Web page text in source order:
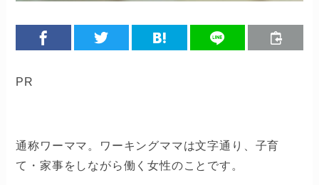
PR
通称ワーママ。ワーキングママは文字通り、子育
て・家事をしながら働く女性のことです。